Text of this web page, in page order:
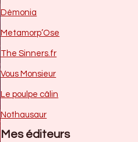
Dèmonia
Metamorp’Ose
The Sinners.fr
Vous Monsieur
Le poulpe câlin
Nothausaur
Mes éditeurs